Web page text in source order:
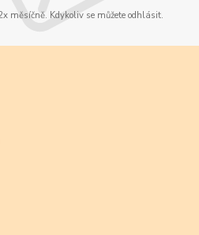
měsíčně. Kdykoliv se můžete odhlásit.